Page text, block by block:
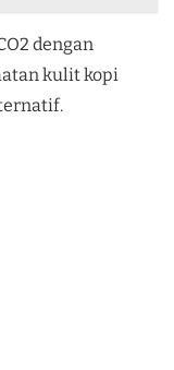
dengan
kulit kopi